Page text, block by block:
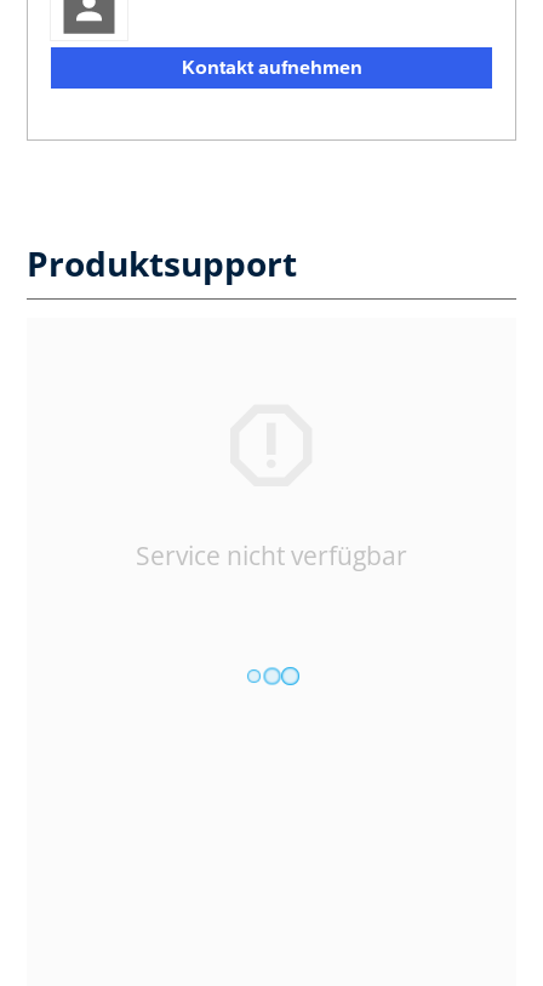
Kontakt aufnehmen
Produktsupport
Service nicht verfügbar